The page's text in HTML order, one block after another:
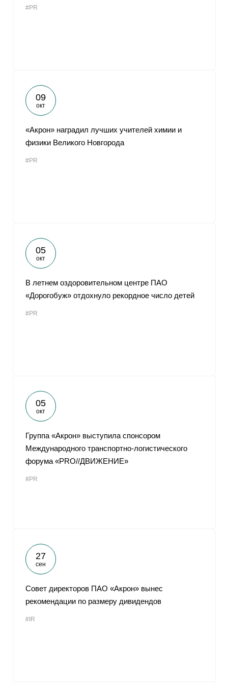
#PR
09
окт
«Акрон» наградил лучших учителей химии и
физики Великого Новгорода
#PR
05
окт
В летнем оздоровительном центре ПАО
«Дорогобуж» отдохнуло рекордное число детей
#PR
05
окт
Группа «Акрон» выступила спонсором
Международного транспортно-логистического
форума «PRO//ДВИЖЕНИЕ»
#PR
27
сен
Совет директоров ПАО «Акрон» вынес
рекомендации по размеру дивидендов
#IR